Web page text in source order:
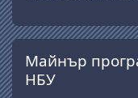
Salta Майнър
Майнър
НБУ